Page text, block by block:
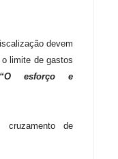
devem
o limite de gastos
“O esforço e
cruzamento de